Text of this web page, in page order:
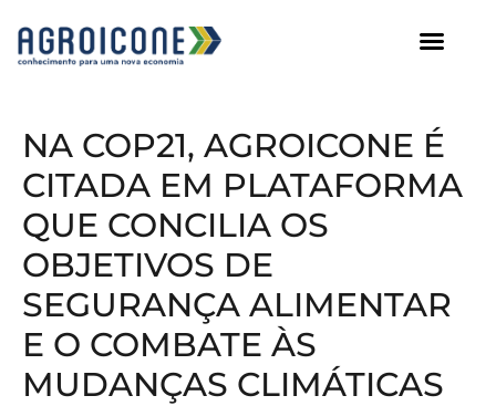
NA COP21, AGROICONE É
CITADA EM PLATAFORMA
QUE CONCILIA OS
OBJETIVOS DE
SEGURANÇA ALIMENTAR
E O COMBATE ÀS
MUDANÇAS CLIMÁTICAS